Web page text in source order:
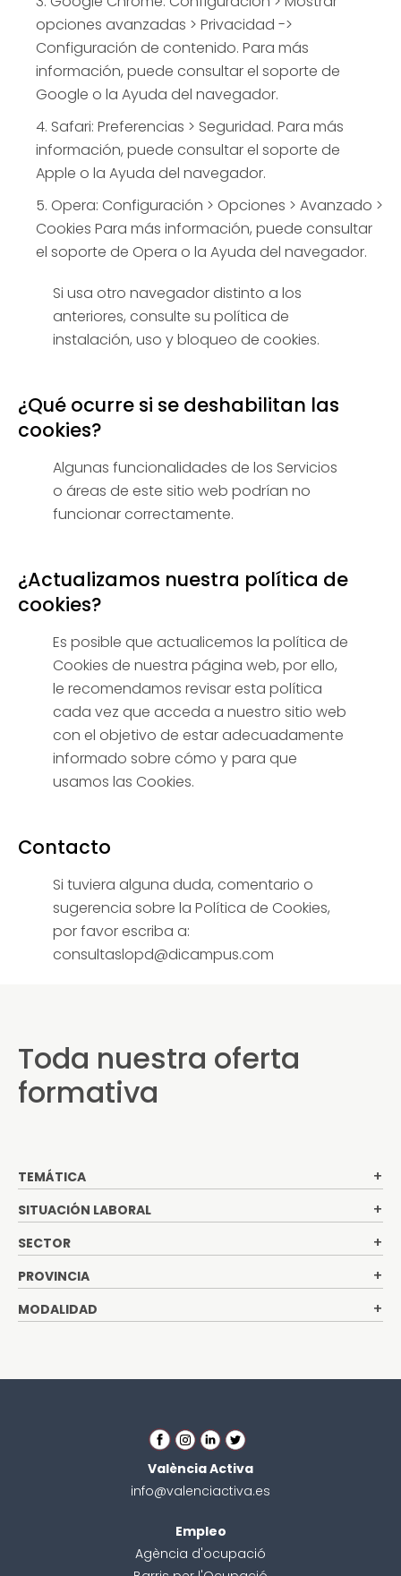
opciones avanzadas > Privacidad ->
Configuración de contenido. Para más
información, puede consultar el soporte de
Google o la Ayuda del navegador.
Safari: Preferencias > Seguridad. Para más
información, puede consultar el soporte de
Apple o la Ayuda del navegador.
Opera: Configuración > Opciones > Avanzado >
Cookies Para más información, puede consultar
el soporte de Opera o la Ayuda del navegador.
Si usa otro navegador distinto a los
anteriores, consulte su política de
instalación, uso y bloqueo de cookies.
¿Qué ocurre si se deshabilitan las
cookies?
Algunas funcionalidades de los Servicios
o áreas de este sitio web podrían no
funcionar correctamente.
¿Actualizamos nuestra política de
cookies?
Es posible que actualicemos la política de
Cookies de nuestra página web, por ello,
le recomendamos revisar esta política
cada vez que acceda a nuestro sitio web
con el objetivo de estar adecuadamente
informado sobre cómo y para que
usamos las Cookies.
Contacto
Si tuviera alguna duda, comentario o
sugerencia sobre la Política de Cookies,
por favor escriba a:
consultaslopd@dicampus.com
Toda nuestra oferta
formativa
TEMÁTICA
SITUACIÓN LABORAL
SECTOR
PROVINCIA
MODALIDAD
València Activa
info@valenciactiva.es
Empleo
Agència d'ocupació